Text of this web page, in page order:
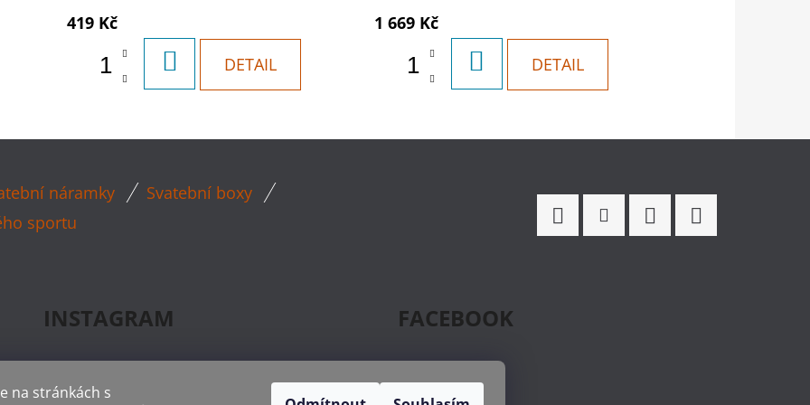
na stránkách s
419 Kč
KOŠÍKU
DETAIL
1 669 Kč
KOŠÍKU
DETAIL
náramky
Svatební boxy
sportu
INSTAGRAM FACEBOOK